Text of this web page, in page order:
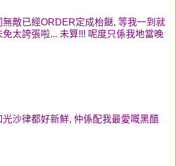
敵已經ORDER定成枱餸, 等我一到就
免太誇張啦... 未算!!! 呢度只係我地當晚
光沙律都好新鮮, 仲係配我最愛嘅黑醋